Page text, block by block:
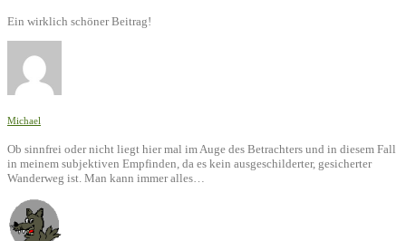
Ein wirklich schöner Beitrag!
Michael
Ob sinnfrei oder nicht liegt hier mal im Auge des Betrachters und in diesem Fall
in meinem subjektiven Empfinden, da es kein ausgeschilderter, gesicherter
Wanderweg ist. Man kann immer alles…